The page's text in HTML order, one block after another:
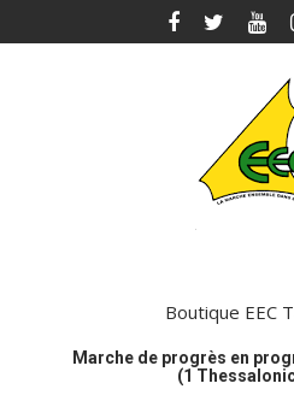
to
Boutique EEC
Marche de progrès en
(1